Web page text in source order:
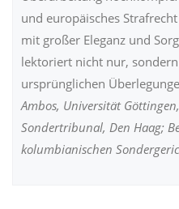
und europäisches
mit großer Eleganz und
lektoriert nicht nur,
ursprünglichen
Ambos, Universität
Sondertribunal, Den Haag;
kolumbianischen